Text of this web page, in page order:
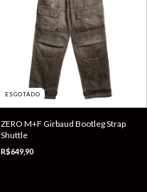
ESGOTADO
ZERO M+F Girbaud Bootleg Strap
Shuttle
R$649,90